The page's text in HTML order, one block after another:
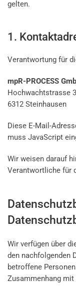
gelten.
1.
Verantwortung für
mpR-PROCESS
Hochwachtstrasse
6312 Steinhausen
Diese E-Mail-
muss JavaScript
Wir weisen darauf
Verantwortliche für
Wir verfügen über
den nachfolgenden
betroffene
Zusammenhang